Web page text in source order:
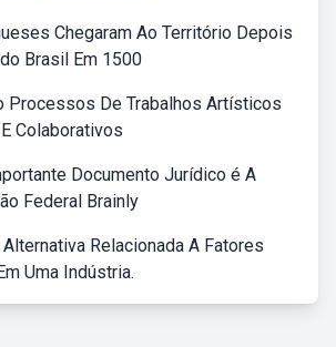
Chegaram Ao Território Depois
Brasil Em 1500
Processos De Trabalhos Artísticos
Colaborativos
Documento Jurídico é A
Federal Brainly
Relacionada A Fatores
Uma Indústria.